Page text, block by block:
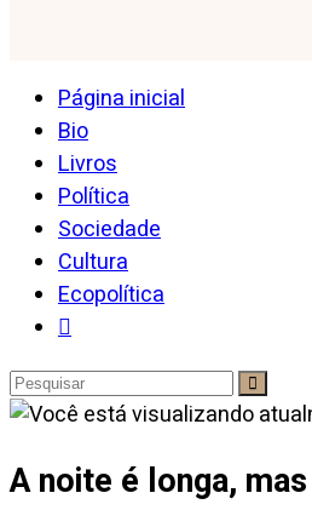
Página inicial
Bio
Livros
Política
Sociedade
Cultura
Ecopolítica
A noite é longa,